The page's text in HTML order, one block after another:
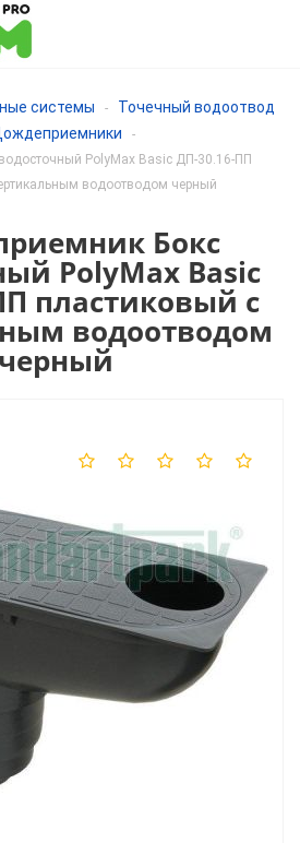
системы - Точечный водоотвод
-
PolyMax Basic ДП-30.16-ПП
водоотводом черный
Бокс
PolyMax Basic
пластиковый с
водоотводом
черный